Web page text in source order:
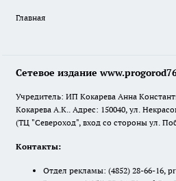
Главная
Сетевое издание
Учредитель: ИП Кокарева Анна
Кокарева А.К.. Адрес: 150040, ул.
(ТЦ "Североход", вход со стороны ул.
Контакты:
Отдел рекламы: (4852) 28-66-16,